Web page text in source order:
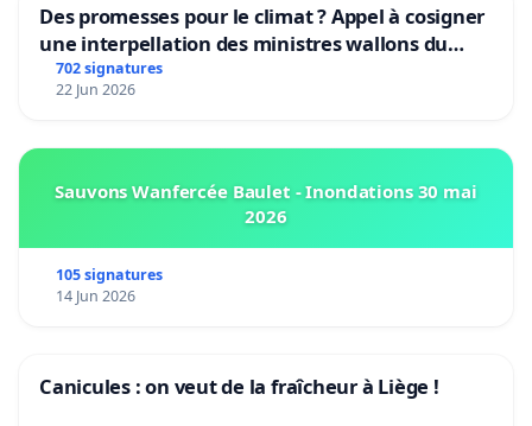
Des promesses pour le climat ? Appel à cosigner
une interpellation des ministres wallons du
climat et de l’environnement.
702 signatures
22 Jun 2026
Sauvons Wanfercée Baulet - Inondations 30 mai
2026
105 signatures
14 Jun 2026
Canicules : on veut de la fraîcheur à Liège !